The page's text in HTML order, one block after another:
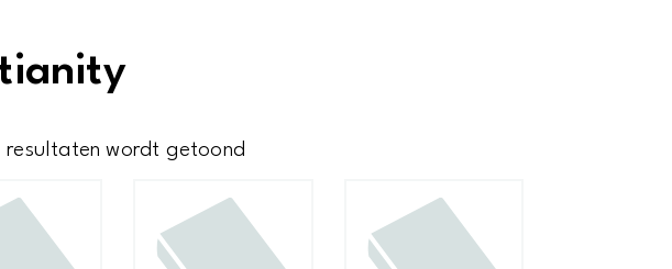
wordt getoond
nieuwste